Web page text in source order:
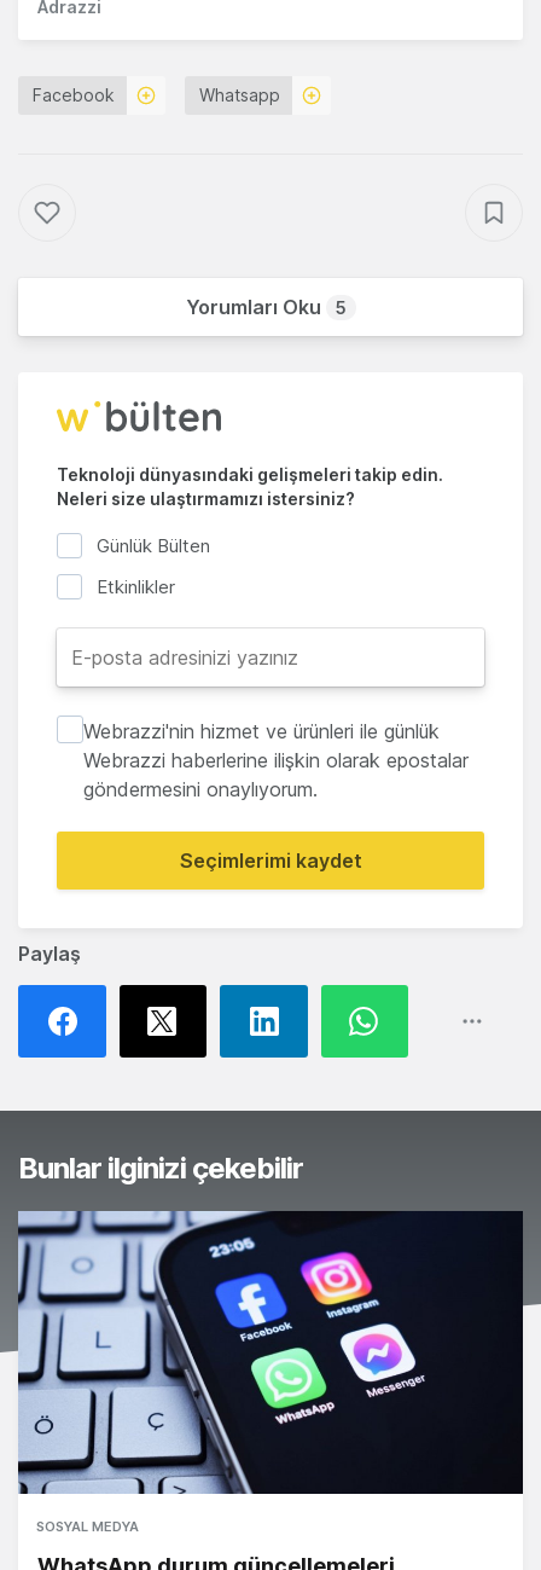
Paylaş
Adrazzi
Facebook Whatsapp
Yorumları Oku 5
Teknoloji dünyasındaki gelişmeleri takip edin.
Neleri size ulaştırmamızı istersiniz?
Günlük Bülten
Etkinlikler
Webrazzi'nin hizmet ve ürünleri ile günlük
Webrazzi haberlerine ilişkin olarak epostalar
göndermesini onaylıyorum.
Seçimlerimi kaydet
Bunlar ilginizi çekebilir
SOSYAL MEDYA